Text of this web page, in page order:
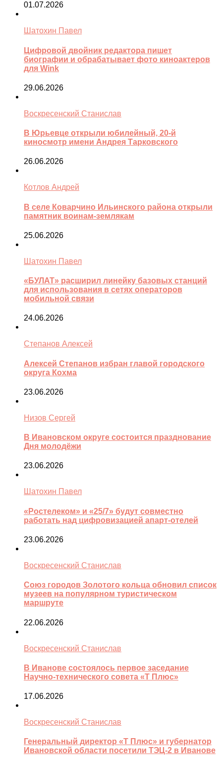
01.07.2026
Шатохин Павел
Цифровой двойник редактора пишет
биографии и обрабатывает фото киноактеров
для Wink
29.06.2026
Воскресенский Станислав
В Юрьевце открыли юбилейный, 20-й
киносмотр имени Андрея Тарковского
26.06.2026
Котлов Андрей
В селе Коварчино Ильинского района открыли
памятник воинам-землякам
25.06.2026
Шатохин Павел
«БУЛАТ» расширил линейку базовых станций
для использования в сетях операторов
мобильной связи
24.06.2026
Степанов Алексей
Алексей Степанов избран главой городского
округа Кохма
23.06.2026
Низов Сергей
В Ивановском округе состоится празднование
Дня молодёжи
23.06.2026
Шатохин Павел
«Ростелеком» и «25/7» будут совместно
работать над цифровизацией апарт-отелей
23.06.2026
Воскресенский Станислав
Союз городов Золотого кольца обновил список
музеев на популярном туристическом
маршруте
22.06.2026
Воскресенский Станислав
В Иванове состоялось первое заседание
Научно-технического совета «Т Плюс»
17.06.2026
Воскресенский Станислав
Генеральный директор «Т Плюс» и губернатор
Ивановской области посетили ТЭЦ-2 в Иванове